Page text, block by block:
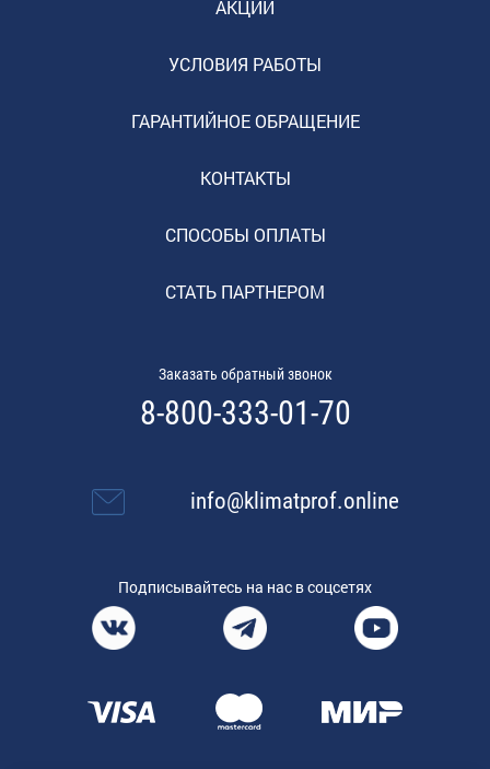
АКЦИИ
УСЛОВИЯ РАБОТЫ
ГАРАНТИЙНОЕ ОБРАЩЕНИЕ
КОНТАКТЫ
СПОСОБЫ ОПЛАТЫ
СТАТЬ ПАРТНЕРОМ
Заказать обратный звонок
8-800-333-01-70
info@klimatprof.online
Подписывайтесь на нас в соцсетях